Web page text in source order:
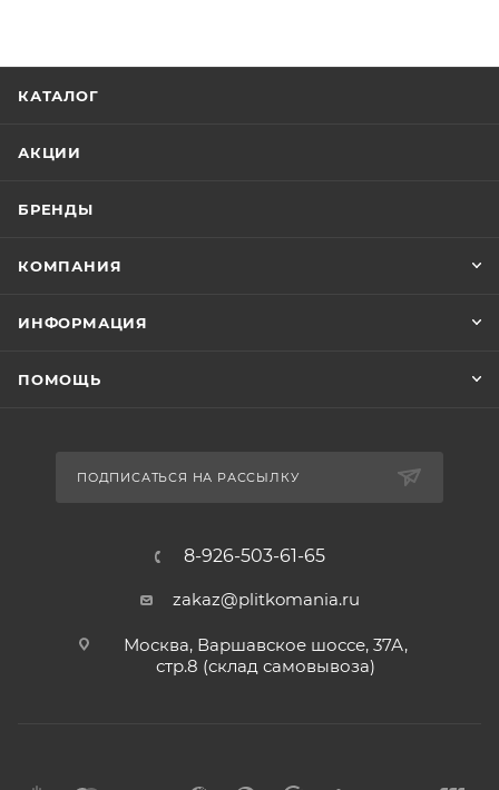
КАТАЛОГ
АКЦИИ
БРЕНДЫ
КОМПАНИЯ
ИНФОРМАЦИЯ
ПОМОЩЬ
ПОДПИСАТЬСЯ НА РАССЫЛКУ
8-926-503-61-65
zakaz@plitkomania.ru
Москва, Варшавское шоссе, 37А,
стр.8 (склад самовывоза)